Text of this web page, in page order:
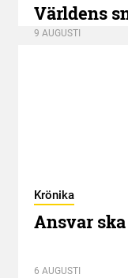
Världens
9 AUGUSTI
Krönika
Ansvar
6 AUGUSTI